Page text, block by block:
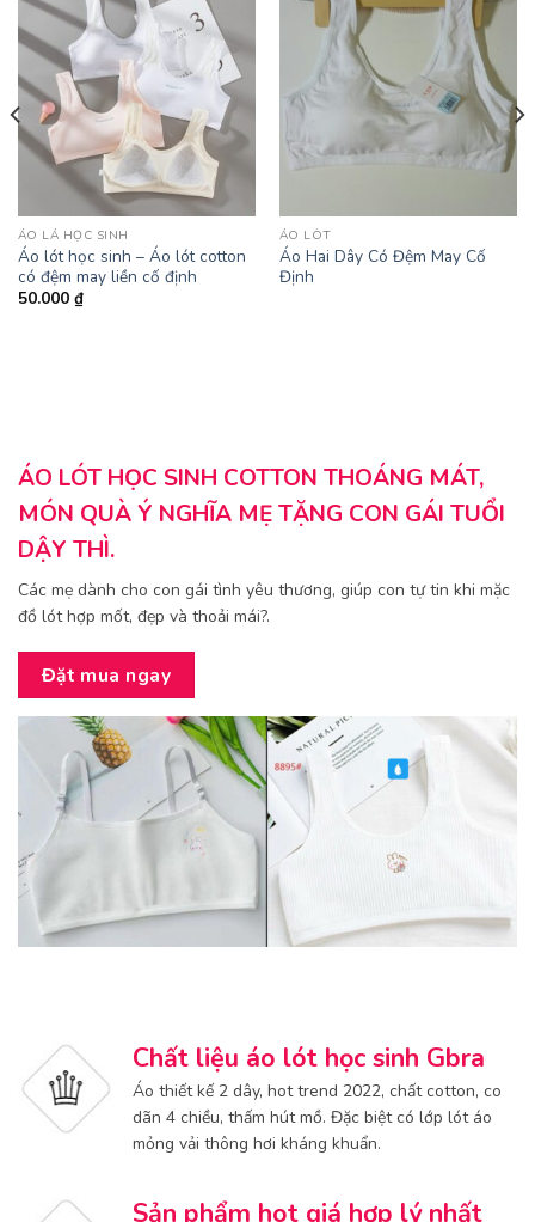
ÁO LÁ HỌC SINH
Áo lót học sinh – Áo lót cotton
có đệm may liền cố định
50.000 ₫
ÁO LÓT
Áo Hai Dây Có Đệm May Cố
Định
ÁO LÓT HỌC SINH COTTON THOÁNG MÁT,
MÓN QUÀ Ý NGHĨA MẸ TẶNG CON GÁI TUỔI
DẬY THÌ.
Các mẹ dành cho con gái tình yêu thương, giúp con tự tin khi mặc
đồ lót hợp mốt, đẹp và thoải mái?.
Đặt mua ngay
Chất liệu áo lót học sinh Gbra
Áo thiết kế 2 dây, hot trend 2022, chất cotton, co
dãn 4 chiều, thấm hút mồ. Đặc biệt có lớp lót áo
mỏng vải thông hơi kháng khuẩn.
Sản phẩm hot giá hợp lý nhất